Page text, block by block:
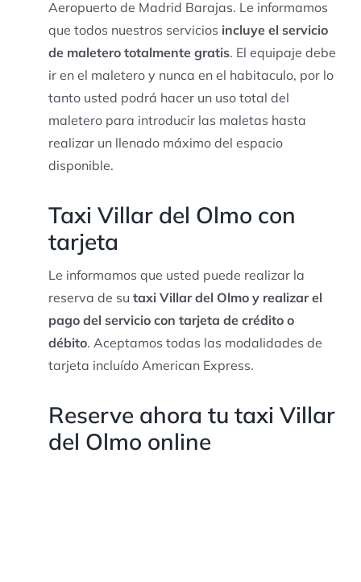
Aeropuerto de Madrid Barajas. Le informamos
que todos nuestros servicios incluye el servicio
de maletero totalmente gratis. El equipaje debe
ir en el maletero y nunca en el habitaculo, por lo
tanto usted podrá hacer un uso total del
maletero para introducir las maletas hasta
realizar un llenado máximo del espacio
disponible.
Taxi Villar del Olmo con
tarjeta
Le informamos que usted puede realizar la
reserva de su taxi Villar del Olmo y realizar el
pago del servicio con tarjeta de crédito o
débito. Aceptamos todas las modalidades de
tarjeta incluído American Express.
Reserve ahora tu taxi Villar
del Olmo online